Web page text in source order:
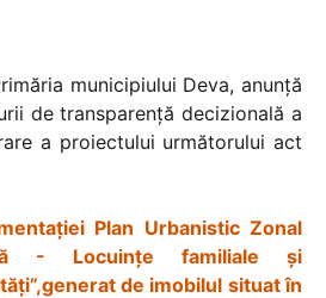
municipiului Deva, anunță
de transparență decizională a
a proiectului următorului act
Plan Urbanistic Zonal
- Locuințe familiale și
de imobilul situat în